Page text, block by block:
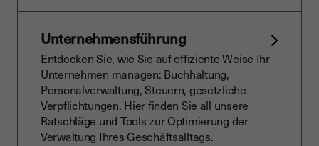
Unternehmensführung
Entdecken Sie, wie Sie auf effiziente Weise Ihr
Unternehmen managen: Buchhaltung,
Personalverwaltung, Steuern, gesetzliche
Verpflichtungen. Hier finden Sie all unsere
Ratschläge und Tools zur Optimierung der
Verwaltung Ihres Geschäftsalltags.